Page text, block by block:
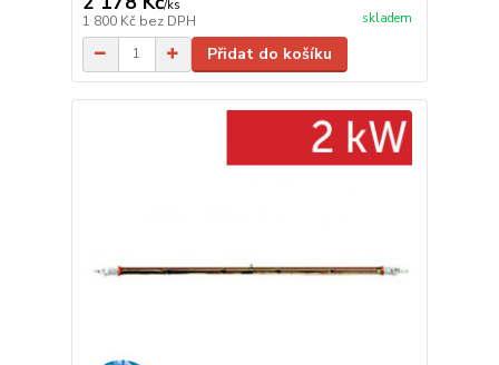
/ks
1 800 Kč bez DPH skladem
Přidat do košíku